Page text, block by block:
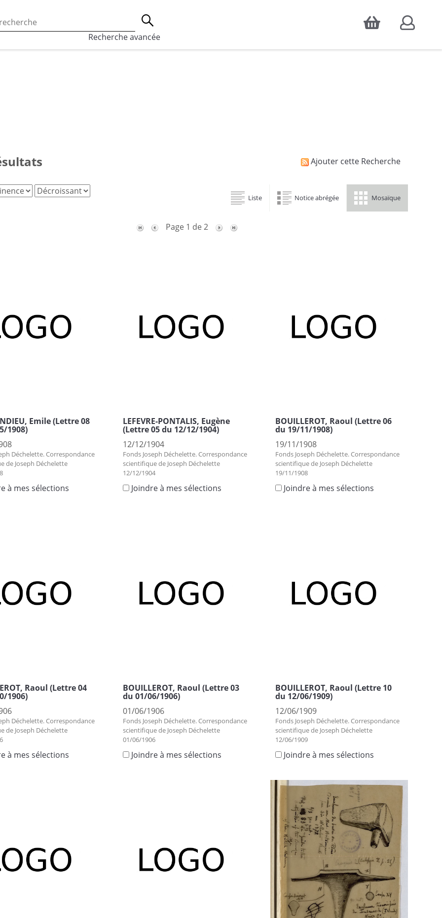
Accepter
des cookies, qui sont utilisés à des fins de statistiques d'audience, ainsi que pour
sociaux.
Recherche avancée
Ajouter cette Recherche
Liste Notice abrégée Mosaïque
Page 1 de 2
Emile (Lettre 08
1908)
Déchelette. Correspondance
de Joseph Déchelette
à mes sélections
LEFEVRE-PONTALIS, Eugène
(Lettre 05 du 12/12/1904)
12/12/1904
Fonds Joseph Déchelette. Correspondance
scientifique de Joseph Déchelette
12/12/1904
Joindre à mes sélections
BOUILLEROT, Raoul (Lettre 06
du 19/11/1908)
19/11/1908
Fonds Joseph Déchelette. Correspondance
scientifique de Joseph Déchelette
19/11/1908
Joindre à mes sélections
Raoul (Lettre 04
1906)
Déchelette. Correspondance
de Joseph Déchelette
à mes sélections
BOUILLEROT, Raoul (Lettre 03
du 01/06/1906)
01/06/1906
Fonds Joseph Déchelette. Correspondance
scientifique de Joseph Déchelette
01/06/1906
Joindre à mes sélections
BOUILLEROT, Raoul (Lettre 10
du 12/06/1909)
12/06/1909
Fonds Joseph Déchelette. Correspondance
scientifique de Joseph Déchelette
12/06/1909
Joindre à mes sélections